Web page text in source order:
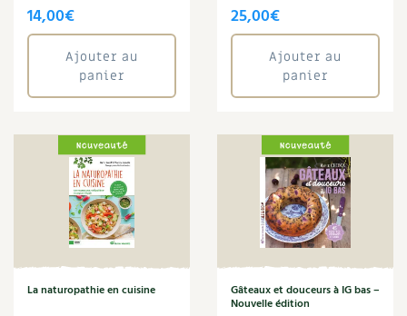
Enfants
Les 4 saisons
Archives
Carnets de saison
Compléments
14,00€
Ajouter au
panier
25,00€
Ajouter au
panier
La naturopathie en cuisine Gâteaux et douceurs à IG bas –
Nouvelle édition